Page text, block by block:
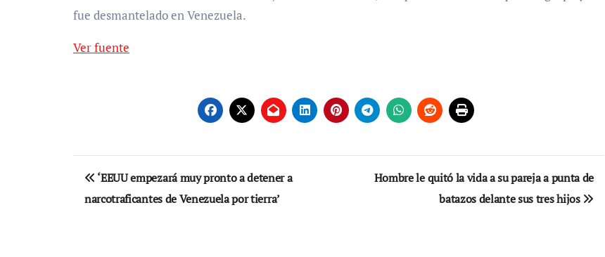
fue desmantelado en Venezuela.
Ver fuente
Navegación
de
‘EEUU empezará muy pronto a detener a
narcotraficantes de Venezuela por tierra’
Hombre le quitó la vida a su pareja a punta de
batazos delante sus tres hijos